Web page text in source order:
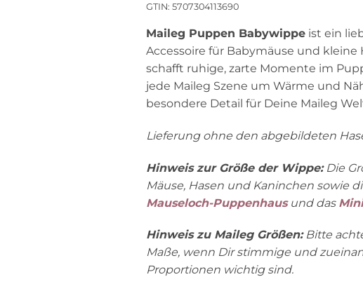
GTIN: 5707304113690
Maileg Puppen Babywippe ist ein
Accessoire für Babymäuse und kleine
schafft ruhige, zarte Momente im
jede Maileg Szene um Wärme und
besondere Detail für Deine Maileg
Lieferung ohne den abgebildeten
Hinweis zur Größe der Wippe:Die
Mäuse, Hasen und Kaninchen sowie
Mauseloch-Puppenhausund das
Hinweis zu Maileg Größen:Bitte
Maße, wenn Dir stimmige und
Proportionen wichtig sind.